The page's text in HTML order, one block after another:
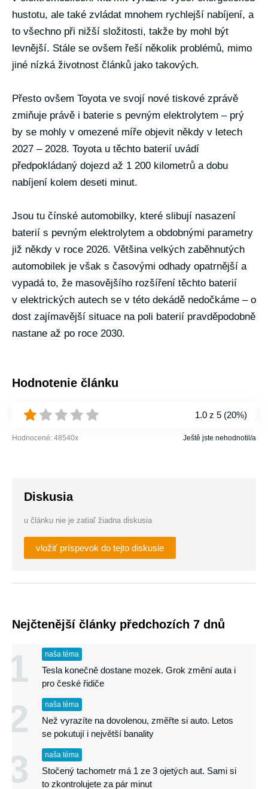
hustotu, ale také zvládat mnohem rychlejší nabíjení, a
to všechno při nižší složitosti, takže by mohl být
levnější. Stále se ovšem řeší několik problémů, mimo
jiné nízká životnost článků jako takových.
Přesto ovšem Toyota ve svojí nové tiskové zprávě
zmiňuje právě i baterie s pevným elektrolytem – prý
by se mohly v omezené míře objevit někdy v letech
2027 – 2028. Toyota u těchto baterií uvádí
předpokládaný dojezd až 1 200 kilometrů a dobu
nabíjení kolem deseti minut.
Jsou tu čínské automobilky, které slibují nasazení
baterií s pevným elektrolytem a obdobnými parametry
již někdy v roce 2026. Většina velkých zaběhnutých
automobilek je však s časovými odhady opatrnější a
vypadá to, že masovějšího rozšíření těchto baterií
v elektrických autech se v této dekádě nedočkáme – o
dost zajímavější situace na poli baterií pravděpodobně
nastane až po roce 2030.
Hodnotenie článku
1.0 z 5 (20%)
Hodnocené: 48540x Ještě jste nehodnotil/a
Diskusia
u článku nie je zatiaľ žiadna diskusia
vložiť príspevok do tejto diskusie
Nejčtenější články předchozích 7 dnů
1 naša téma
Tesla konečně dostane mozek. Grok změní auta i
pro české řidiče
2 naša téma
Než vyrazíte na dovolenou, změřte si auto. Letos
se pokutují i největší banality
3 naša téma
Stočený tachometr má 1 ze 3 ojetých aut. Sami si
to zkontrolujete za pár minut